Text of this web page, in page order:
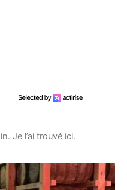
Je l’ai trouvé ici.